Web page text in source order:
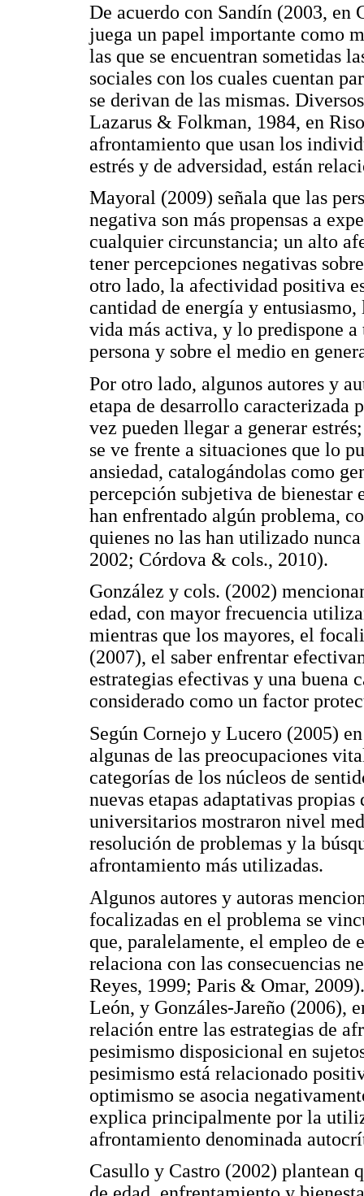
De acuerdo con Sandín (2003,
juega un papel importante como
las que se encuentran sometidas
sociales con los cuales cuentan
se derivan de las mismas.
Lazarus & Folkman, 1984, en
afrontamiento que usan los
estrés y de adversidad, están
Mayoral (2009) señala que las
negativa son más propensas a
cualquier circunstancia; un alto
tener percepciones negativas
otro lado, la afectividad positiva
cantidad de energía y
vida más activa, y lo predispone
persona y sobre el medio en
Por otro lado, algunos autores y
etapa de desarrollo caracterizada
vez pueden llegar a generar
se ve frente a situaciones que lo
ansiedad, catalogándolas como
percepción subjetiva de bienestar
han enfrentado algún problema,
quienes no las han utilizado
2002; Córdova & cols., 2010).
González y cols. (2002)
edad, con mayor frecuencia
mientras que los mayores, el
(2007), el saber enfrentar
estrategias efectivas y una buena
considerado como un factor
Según Cornejo y Lucero (2005)
algunas de las preocupaciones
categorías de los núcleos de
nuevas etapas adaptativas
universitarios mostraron nivel
resolución de problemas y la
afrontamiento más utilizadas.
Algunos autores y autoras
focalizadas en el problema se
que, paralelamente, el empleo de
relaciona con las consecuencias
Reyes, 1999; Paris & Omar,
León, y Gonzáles-Jareño (2006),
relación entre las estrategias de
pesimismo disposicional en
pesimismo está relacionado
optimismo se asocia
explica principalmente por la
afrontamiento denominada
Casullo y Castro (2002) plantean